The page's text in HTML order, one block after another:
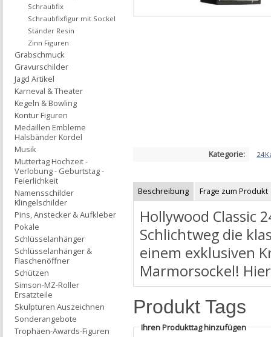
Kategorie:
Beschreibung Frage zum Produkt
Hollywood Classic
Schlichtweg die
einem exklusiven
Marmorsockel!
Produkt Tags
Ihren Produkttag hinzufügen
Schraubfix
Schraubfixfigur mit Sockel
Ständer Resin
Zinn Figuren
Grabschmuck
Gravurschilder
Jagd Artikel
Karneval & Theater
Kegeln & Bowling
Kontur Figuren
Medaillen Embleme
Halsbänder Kordel
Musik
Muttertag Hochzeit -
Verlobung - Geburtstag -
Feierlichkeit
Namensschilder
Klingelschilder
Pins, Anstecker & Aufkleber
Pokale
Schlüsselanhänger
Schlüsselanhänger &
Flaschenöffner
Schützen
Simson-MZ-Roller
Ersatzteile
Skulpturen Auszeichnen
Sonderangebote
Trophäen-Awards-Figuren